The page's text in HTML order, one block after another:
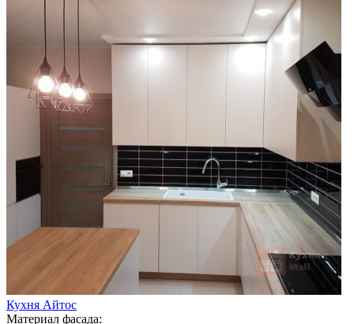
Кухня Айтос
Материал фасада: